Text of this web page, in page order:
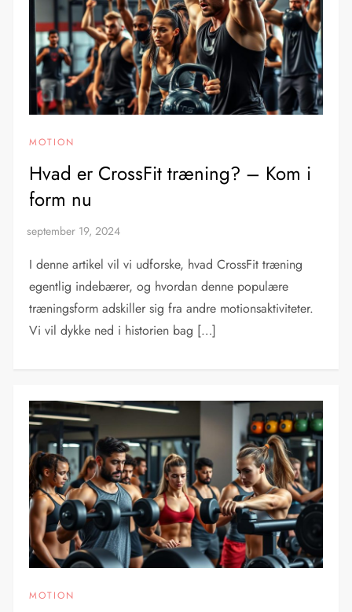
MOTION
Hvad er CrossFit træning? – Kom i
form nu
I denne artikel vil vi udforske, hvad CrossFit træning
egentlig indebærer, og hvordan denne populære
træningsform adskiller sig fra andre motionsaktiviteter.
Vi vil dykke ned i historien bag […]
MOTION